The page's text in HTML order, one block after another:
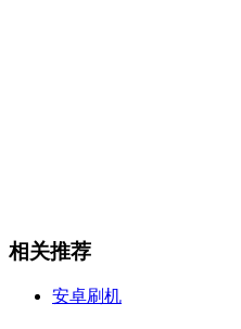
相关推荐
安卓刷机